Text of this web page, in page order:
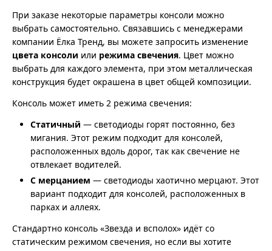
При заказе некоторые параметры консоли можно
выбрать самостоятельно. Связавшись с менеджерами
компании Ёлка Тренд, вы можете запросить изменение
цвета консоли или режима свечения. Цвет можно
выбрать для каждого элемента, при этом металлическая
конструкция будет окрашена в цвет общей композиции.
Консоль может иметь 2 режима свечения:
Статичный — светодиоды горят постоянно, без
мигания. Этот режим подходит для консолей,
расположенных вдоль дорог, так как свечение не
отвлекает водителей.
С мерцанием — светодиоды хаотично мерцают. Этот
вариант подходит для консолей, расположенных в
парках и аллеях.
Стандартно консоль «Звезда и всполох» идёт со
статическим режимом свечения, но если вы хотите